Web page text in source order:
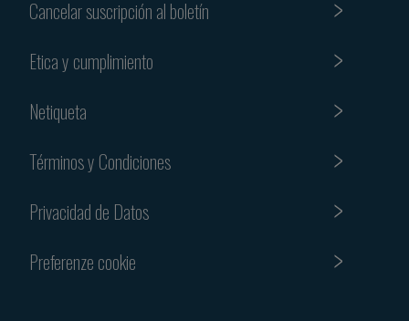
Cancelar suscripción al boletín
Etica y cumplimiento
Netiqueta
Términos y Condiciones
Privacidad de Datos
Preferenze cookie